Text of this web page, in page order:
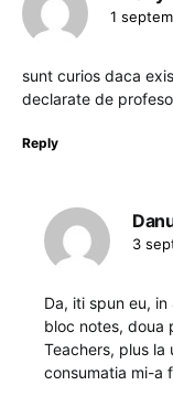
1
sunt curios daca
declarate de
Reply
3
Da, iti spun eu,
bloc notes, doua
Teachers, plus
consumatia mi-a